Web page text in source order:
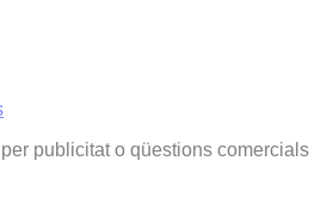
publicitat o qüestions comercials